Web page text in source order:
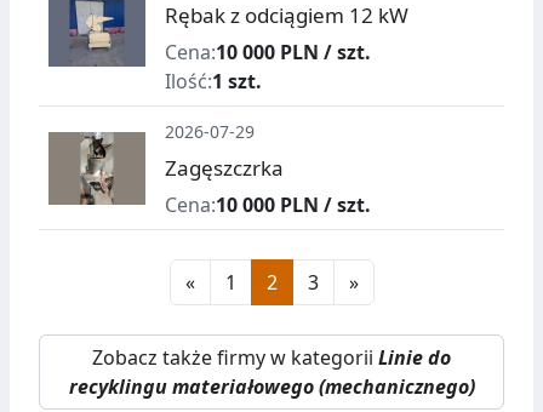
Rębak z odciągiem 12 kW
Cena:10 000 PLN / szt.
Ilość:1 szt.
2026-07-29
Zagęszczrka
Cena:10 000 PLN / szt.
« 1 2 3 »
Zobacz także firmy w kategorii Linie do
recyklingu materiałowego (mechanicznego)